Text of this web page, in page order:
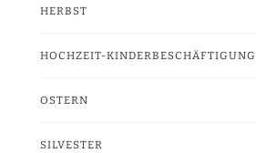
HERBST
HOCHZEIT-KINDERBESCHÄFTIGUNG
OSTERN
SILVESTER